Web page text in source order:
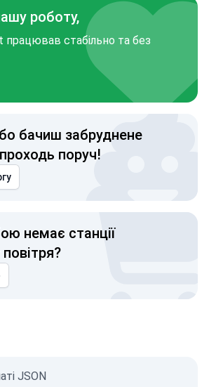
роботу,
стабільно та без
бачиш забруднене
поруч!
немає станції
JSON